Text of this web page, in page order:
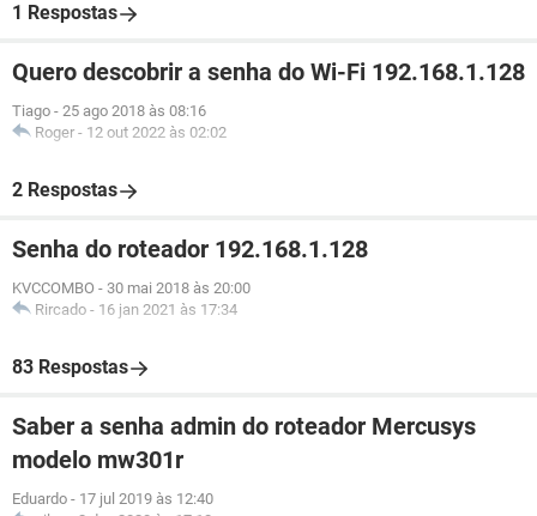
1 Respostas
Quero descobrir a senha do Wi-Fi 192.168.1.128
Tiago - 25 ago 2018 às 08:16
Roger - 12 out 2022 às 02:02
2 Respostas
Senha do roteador 192.168.1.128
KVCCOMBO - 30 mai 2018 às 20:00
Rircado - 16 jan 2021 às 17:34
83 Respostas
Saber a senha admin do roteador Mercusys
modelo mw301r
Eduardo - 17 jul 2019 às 12:40